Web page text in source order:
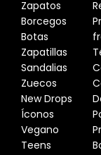
Zapatos
Borcegos
Botas
Zapatillas
Sandalias
Zuecos
New Drops
Íconos
Vegano
Teens